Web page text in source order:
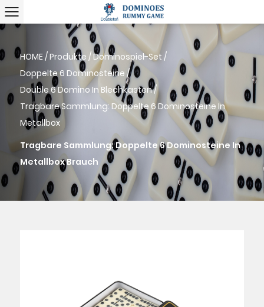
HOME/Produkte /Dominospiel-Set /
Doppelte 6 Dominosteine /
Double 6 Domino In Blechkasten/
Tragbare Sammlung: Doppelte 6 Dominosteine In
Metallbox
Tragbare Sammlung: Doppelte 6 Dominosteine In
Metallbox Brauch